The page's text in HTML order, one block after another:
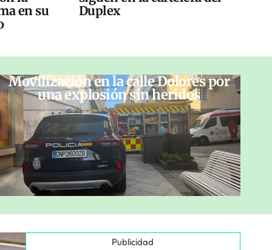
en su
Duplex
Movilización en la calle Dolores por
una explosión sin heridos
Publicidad